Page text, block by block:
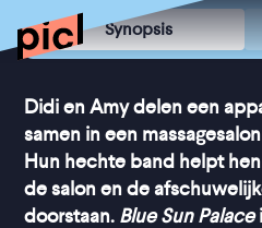
Synopsis
Didi en Amy delen een
samen in een
Hun hechte band helpt
de salon en de
doorstaan. Blue Sun Palace